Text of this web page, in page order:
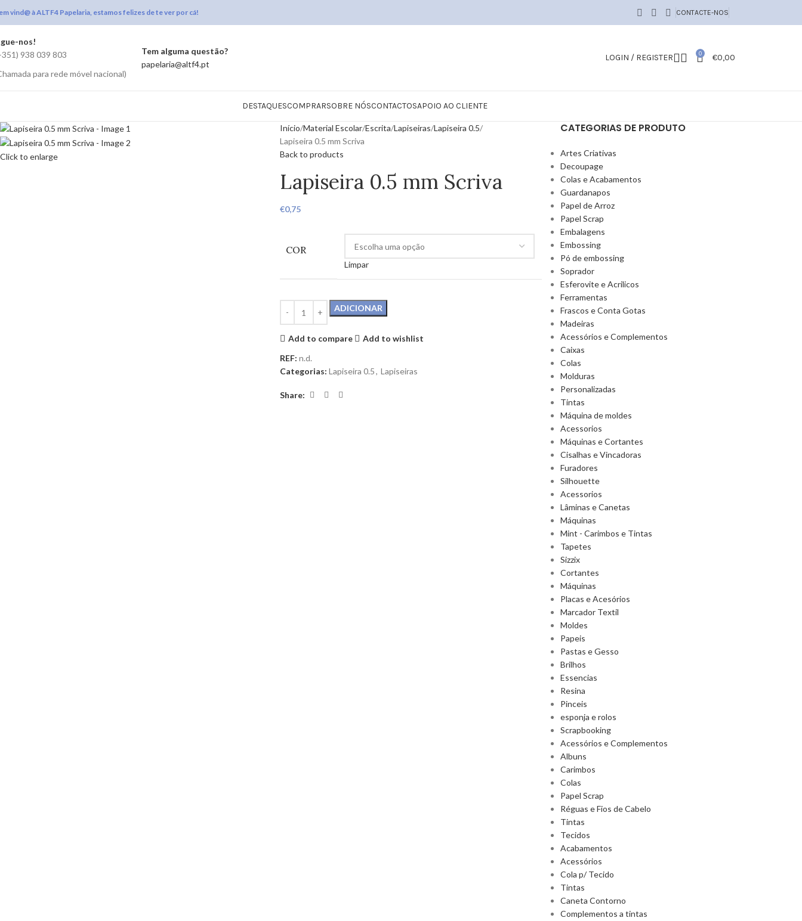
vind@ à ALTF4 Papelaria, estamos felizes de te ver por cá! CONTACTE-NOS
nos!
938 039 803
para rede móvel nacional)
Tem alguma questão?
papelaria@altf4.pt
LOGIN / REGISTER 0 €0,00
DESTAQUESCOMPRARSOBRE NÓSCONTACTOSAPOIO AO CLIENTE
Click to enlarge
Início Material Escolar Escrita Lapiseiras Lapiseira 0.5
Lapiseira 0.5 mm Scriva
Back to products
Lapiseira 0.5 mm Scriva
€0,75
COR
Limpar
ADICIONAR
Add to compare
Add to wishlist
REF:n.d.
Categorias: Lapiseira 0.5 , Lapiseiras
Share:
CATEGORIAS DE PRODUTO
Artes Criativas
Decoupage
Colas e Acabamentos
Guardanapos
Papel de Arroz
Papel Scrap
Embalagens
Embossing
Pó de embossing
Soprador
Esferovite e Acrilicos
Ferramentas
Frascos e Conta Gotas
Madeiras
Acessórios e Complementos
Caixas
Colas
Molduras
Personalizadas
Tintas
Máquina de moldes
Acessorios
Máquinas e Cortantes
Cisalhas e Vincadoras
Furadores
Silhouette
Acessorios
Lâminas e Canetas
Máquinas
Mint - Carimbos e Tintas
Tapetes
Sizzix
Cortantes
Máquinas
Placas e Acesórios
Marcador Textil
Moldes
Papeis
Pastas e Gesso
Brilhos
Essencias
Resina
Pinceis
esponja e rolos
Scrapbooking
Acessórios e Complementos
Albuns
Carimbos
Colas
Papel Scrap
Réguas e Fios de Cabelo
Tintas
Tecidos
Acabamentos
Acessórios
Cola p/ Tecido
Tintas
Caneta Contorno
Complementos a tintas